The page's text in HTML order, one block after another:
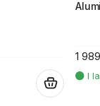
1